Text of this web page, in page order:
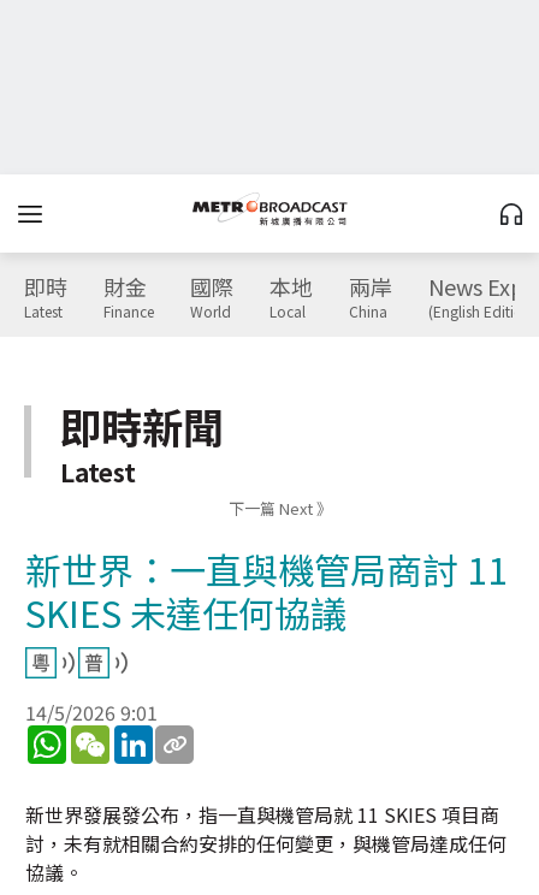
即時
Latest
財金
Finance
國際
World
本地
Local
兩岸
China
News
(English Edition)
即時新聞
Latest
下一篇 Next 》
新世界：一直與機管局商討 11
SKIES 未達任何協議
14/5/2026 9:01
WhatsApp
WeChatLinkedIn
新世界發展發公布，指一直與機管局就 11 SKIES 項目商
討，未有就相關合約安排的任何變更，與機管局達成任何
協議。